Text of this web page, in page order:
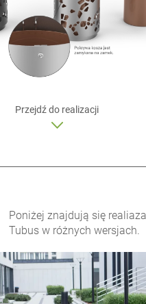
Przejdź do realizacji
Poniżej znajdują się
Tubus w różnych wersjach.